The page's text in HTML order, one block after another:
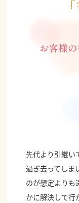
先代より引継い
過ぎ去ってしま
のが想定よりも
かに解決して行